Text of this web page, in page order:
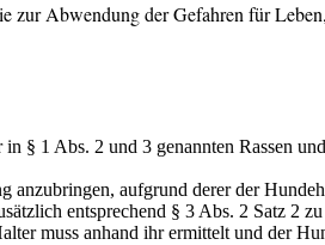
Abwendung der Gefahren für
§ 1 Abs. 2 und 3 genannten Rassen
anzubringen, aufgrund derer der
entsprechend § 3 Abs. 2 Satz 2
muss anhand ihr ermittelt und der